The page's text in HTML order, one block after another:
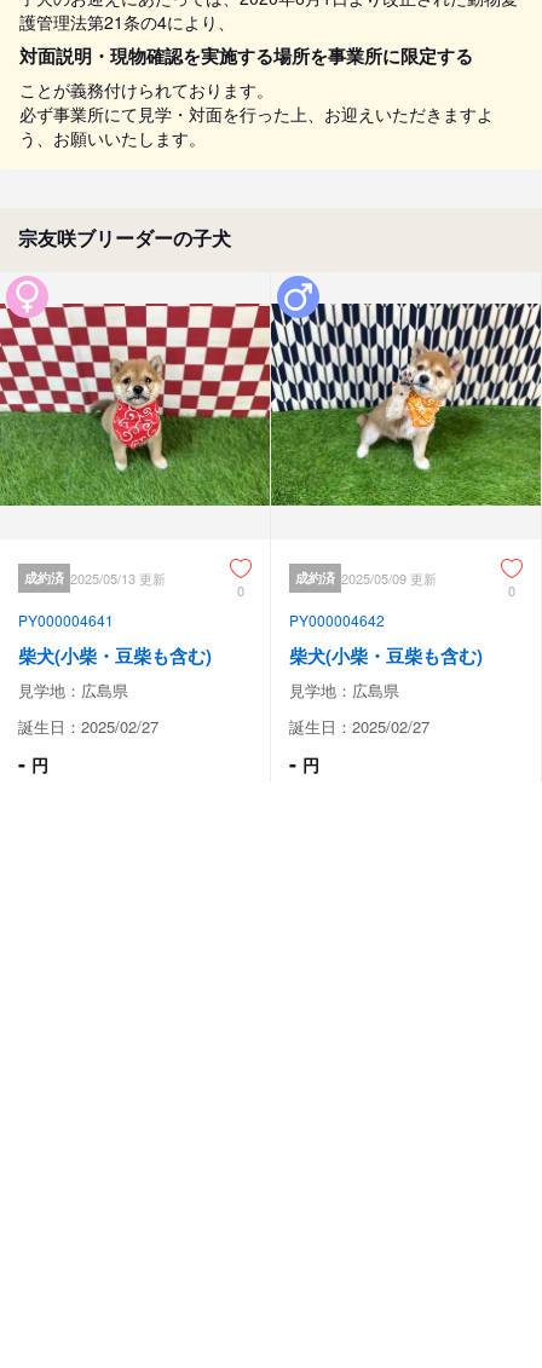
護管理法第21条の4により、
対面説明・現物確認を実施する場所を事業所に限定する
ことが義務付けられております。
必ず事業所にて見学・対面を行った上、お迎えいただきますよ
う、お願いいたします。
宗友咲ブリーダーの子犬
成約済 2025/05/13 更新
0
PY000004641
柴犬(小柴・豆柴も含む)
見学地：広島県
誕生日：2025/02/27
- 円
成約済 2025/05/09 更新
0
PY000004642
柴犬(小柴・豆柴も含む)
見学地：広島県
誕生日：2025/02/27
- 円